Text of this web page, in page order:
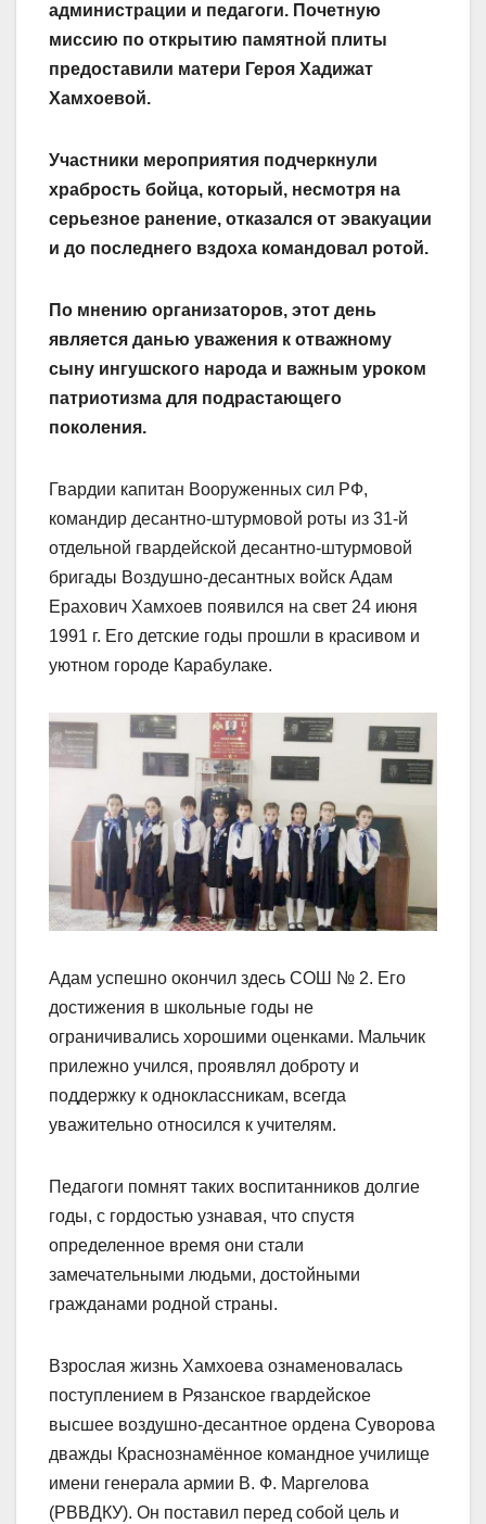
администрации и педагоги. Почетную
миссию по открытию памятной плиты
предоставили матери Героя Хадижат
Хамхоевой.
Участники мероприятия подчеркнули
храбрость бойца, который, несмотря на
серьезное ранение, отказался от эвакуации
и до последнего вздоха командовал ротой.
По мнению организаторов, этот день
является данью уважения к отважному
сыну ингушского народа и важным уроком
патриотизма для подрастающего
поколения.
Гвардии капитан Вооруженных сил РФ,
командир десантно-штурмовой роты из 31-й
отдельной гвардейской десантно-штурмовой
бригады Воздушно-десантных войск Адам
Ерахович Хамхоев появился на свет 24 июня
1991 г. Его детские годы прошли в красивом и
уютном городе Карабулаке.
Адам успешно окончил здесь СОШ № 2. Его
достижения в школьные годы не
ограничивались хорошими оценками. Мальчик
прилежно учился, проявлял доброту и
поддержку к одноклассникам, всегда
уважительно относился к учителям.
Педагоги помнят таких воспитанников долгие
годы, с гордостью узнавая, что спустя
определенное время они стали
замечательными людьми, достойными
гражданами родной страны.
Взрослая жизнь Хамхоева ознаменовалась
поступлением в Рязанское гвардейское
высшее воздушно-десантное ордена Суворова
дважды Краснознамённое командное училище
имени генерала армии В. Ф. Маргелова
(РВВДКУ). Он поставил перед собой цель и